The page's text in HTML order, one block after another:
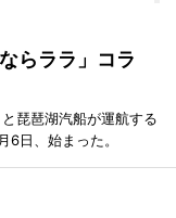
らララ」コラ
琵琶湖汽船が運航する
6日、始まった。